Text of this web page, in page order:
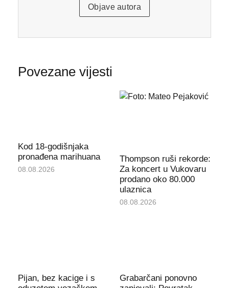
Objave autora
Povezane vijesti
Kod 18-godišnjaka
pronađena marihuana
08.08.2026
Thompson ruši rekorde:
Za koncert u Vukovaru
prodano oko 80.000
ulaznica
08.08.2026
Pijan, bez kacige i s
Grabarčani ponovno